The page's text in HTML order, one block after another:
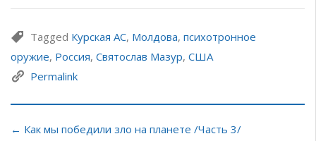
Tagged Курская АС, Молдова, психотронное
оружие, Россия, Святослав Мазур, США
Permalink
← Как мы победили зло на планете /Часть 3/